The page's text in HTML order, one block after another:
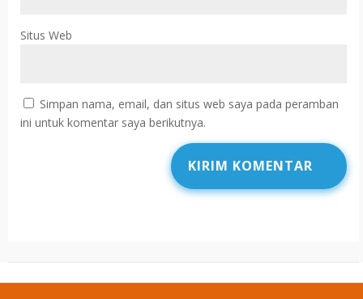
Situs Web
Simpan nama, email, dan situs web saya pada peramban
ini untuk komentar saya berikutnya.